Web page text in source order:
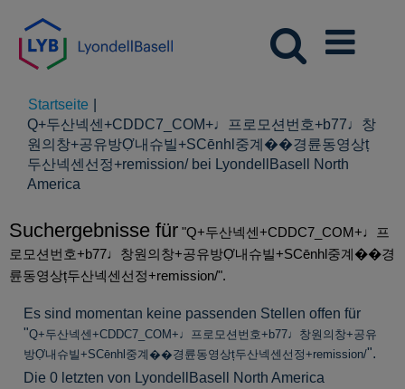
Startseite
Q+두산넥센+CDDC7_CОM+♩프로모션번호+b77♩창
원의창+공유방Ợ내슈빌+SCēnhl중계��경륜동영상ț
두산넥센선정+remission/ bei LyondellBasell North
America
Suchergebnisse für "Q+두산넥센+CDDC7_CОM+♩프
로모션번호+b77♩창원의창+공유방Ợ내슈빌+SCēnhl중계��경
륜동영상ț두산넥센선정+remission/".
Es sind momentan keine passenden Stellen offen für
"Q+두산넥센+CDDC7_CОM+♩프로모션번호+b77♩창원의창+공유
방Ợ내슈빌+SCēnhl중계��경륜동영상ț두산넥센선정+remission/".
Die 0 letzten von LyondellBasell North America